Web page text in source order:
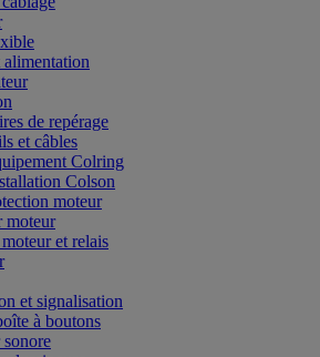
alimentation
de repérage
et câbles
Colring
Colson
moteur
moteur
et relais
et signalisation
à boutons